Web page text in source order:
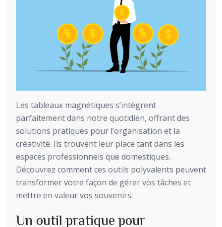
Les tableaux magnétiques s’intègrent
parfaitement dans notre quotidien, offrant des
solutions pratiques pour l’organisation et la
créativité. Ils trouvent leur place tant dans les
espaces professionnels que domestiques.
Découvrez comment ces outils polyvalents peuvent
transformer votre façon de gérer vos tâches et
mettre en valeur vos souvenirs.
Un outil pratique pour